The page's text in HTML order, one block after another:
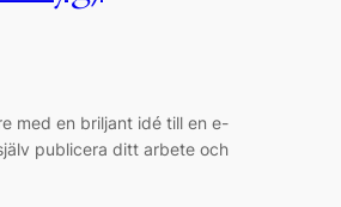
med en briljant idé till en e-
publicera ditt arbete och